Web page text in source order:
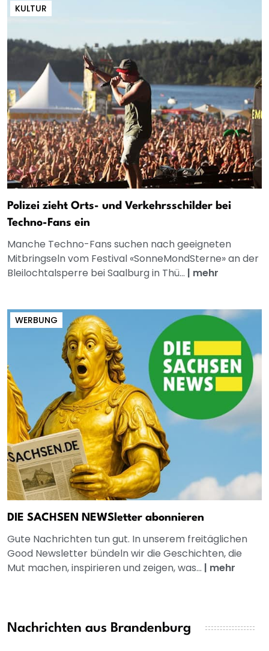
KULTUR
Polizei zieht Orts- und Verkehrsschilder bei
Techno-Fans ein
Manche Techno-Fans suchen nach geeigneten
Mitbringseln vom Festival «SonneMondSterne» an der
Bleilochtalsperre bei Saalburg in Thü... | mehr
WERBUNG
DIE SACHSEN NEWSletter abonnieren
Gute Nachrichten tun gut. In unserem freitäglichen
Good Newsletter bündeln wir die Geschichten, die
Mut machen, inspirieren und zeigen, was... | mehr
Nachrichten aus Brandenburg